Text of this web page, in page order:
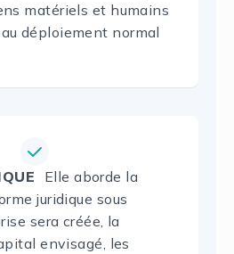
matériels et humains
déploiement normal
Elle aborde la
juridique sous
sera créée, la
envisagé, les